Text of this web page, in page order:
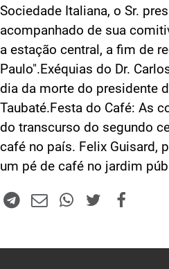
Sociedade Italiana, o Sr.
acompanhado de sua
a estação central, a fim de
Paulo".Exéquias do Dr.
dia da morte do presidente
Taubaté.Festa do Café: As
do transcurso do segundo
café no país. Felix Guisard,
um pé de café no jardim